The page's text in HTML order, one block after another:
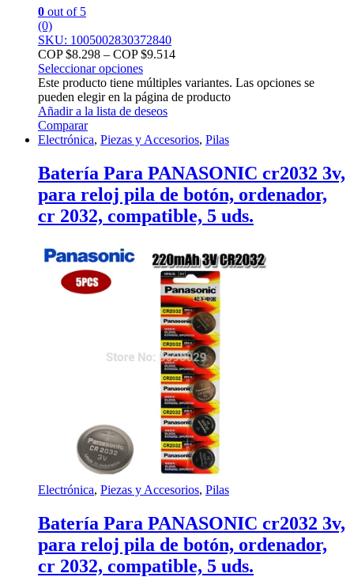
0 out of 5
(0)
SKU: 1005002830372840
COP $8.298 – COP $9.514
Seleccionar opciones
Este producto tiene múltiples variantes. Las opciones se
pueden elegir en la página de producto
Añadir a la lista de deseos
Comparar
Electrónica, Piezas y Accesorios, Pilas
Batería Para PANASONIC cr2032 3v,
para reloj pila de botón, ordenador,
cr 2032, compatible, 5 uds.
Electrónica, Piezas y Accesorios, Pilas
Batería Para PANASONIC cr2032 3v,
para reloj pila de botón, ordenador,
cr 2032, compatible, 5 uds.